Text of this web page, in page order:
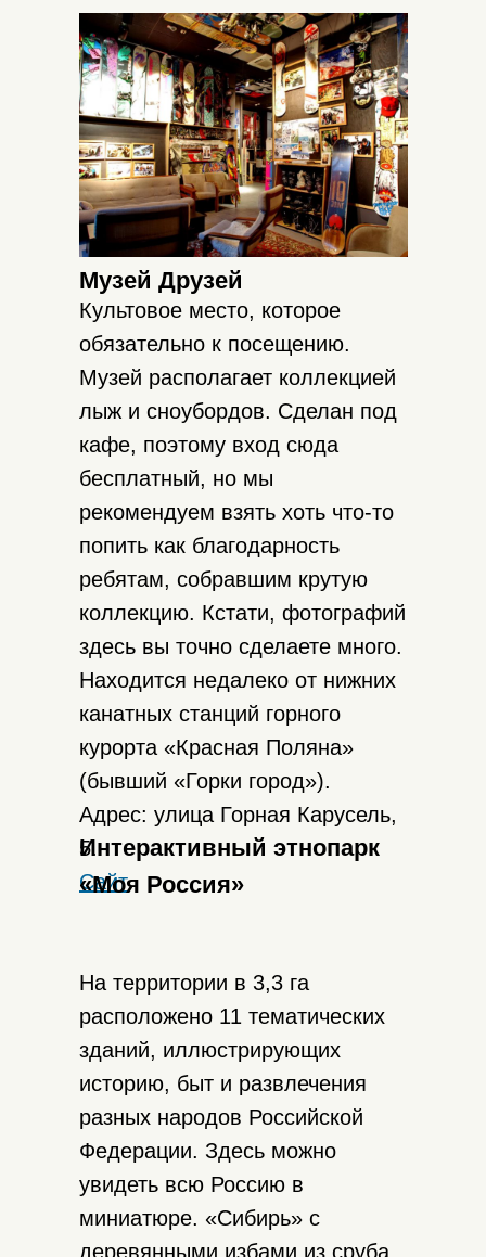
Культовое место, которое
обязательно к посещению.
Музей располагает коллекцией
лыж и сноубордов. Сделан под
кафе, поэтому вход сюда
бесплатный, но мы
рекомендуем взять хоть что-то
попить как благодарность
ребятам, собравшим крутую
коллекцию. Кстати, фотографий
здесь вы точно сделаете много.
Находится недалеко от нижних
канатных станций горного
курорта «Красная Поляна»
(бывший «Горки город»).
Адрес: улица Горная Карусель,
5.
Сайт
На территории в 3,3 га
расположено 11 тематических
зданий, иллюстрирующих
историю, быт и развлечения
разных народов Российской
Федерации. Здесь можно
увидеть всю Россию в
миниатюре. «Сибирь» с
деревянными избами из сруба,
Интерактивный этнопарк
«Моя Россия»
Музей Друзей